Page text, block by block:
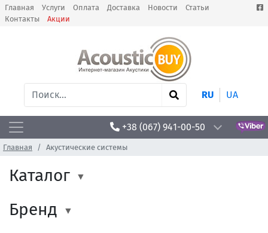
Главная Услуги Оплата Доставка Новости
Статьи
Контакты
Акции
RU UA
+38 (067) 941-00-50
Главная Акустические системы
Каталог
Бренд